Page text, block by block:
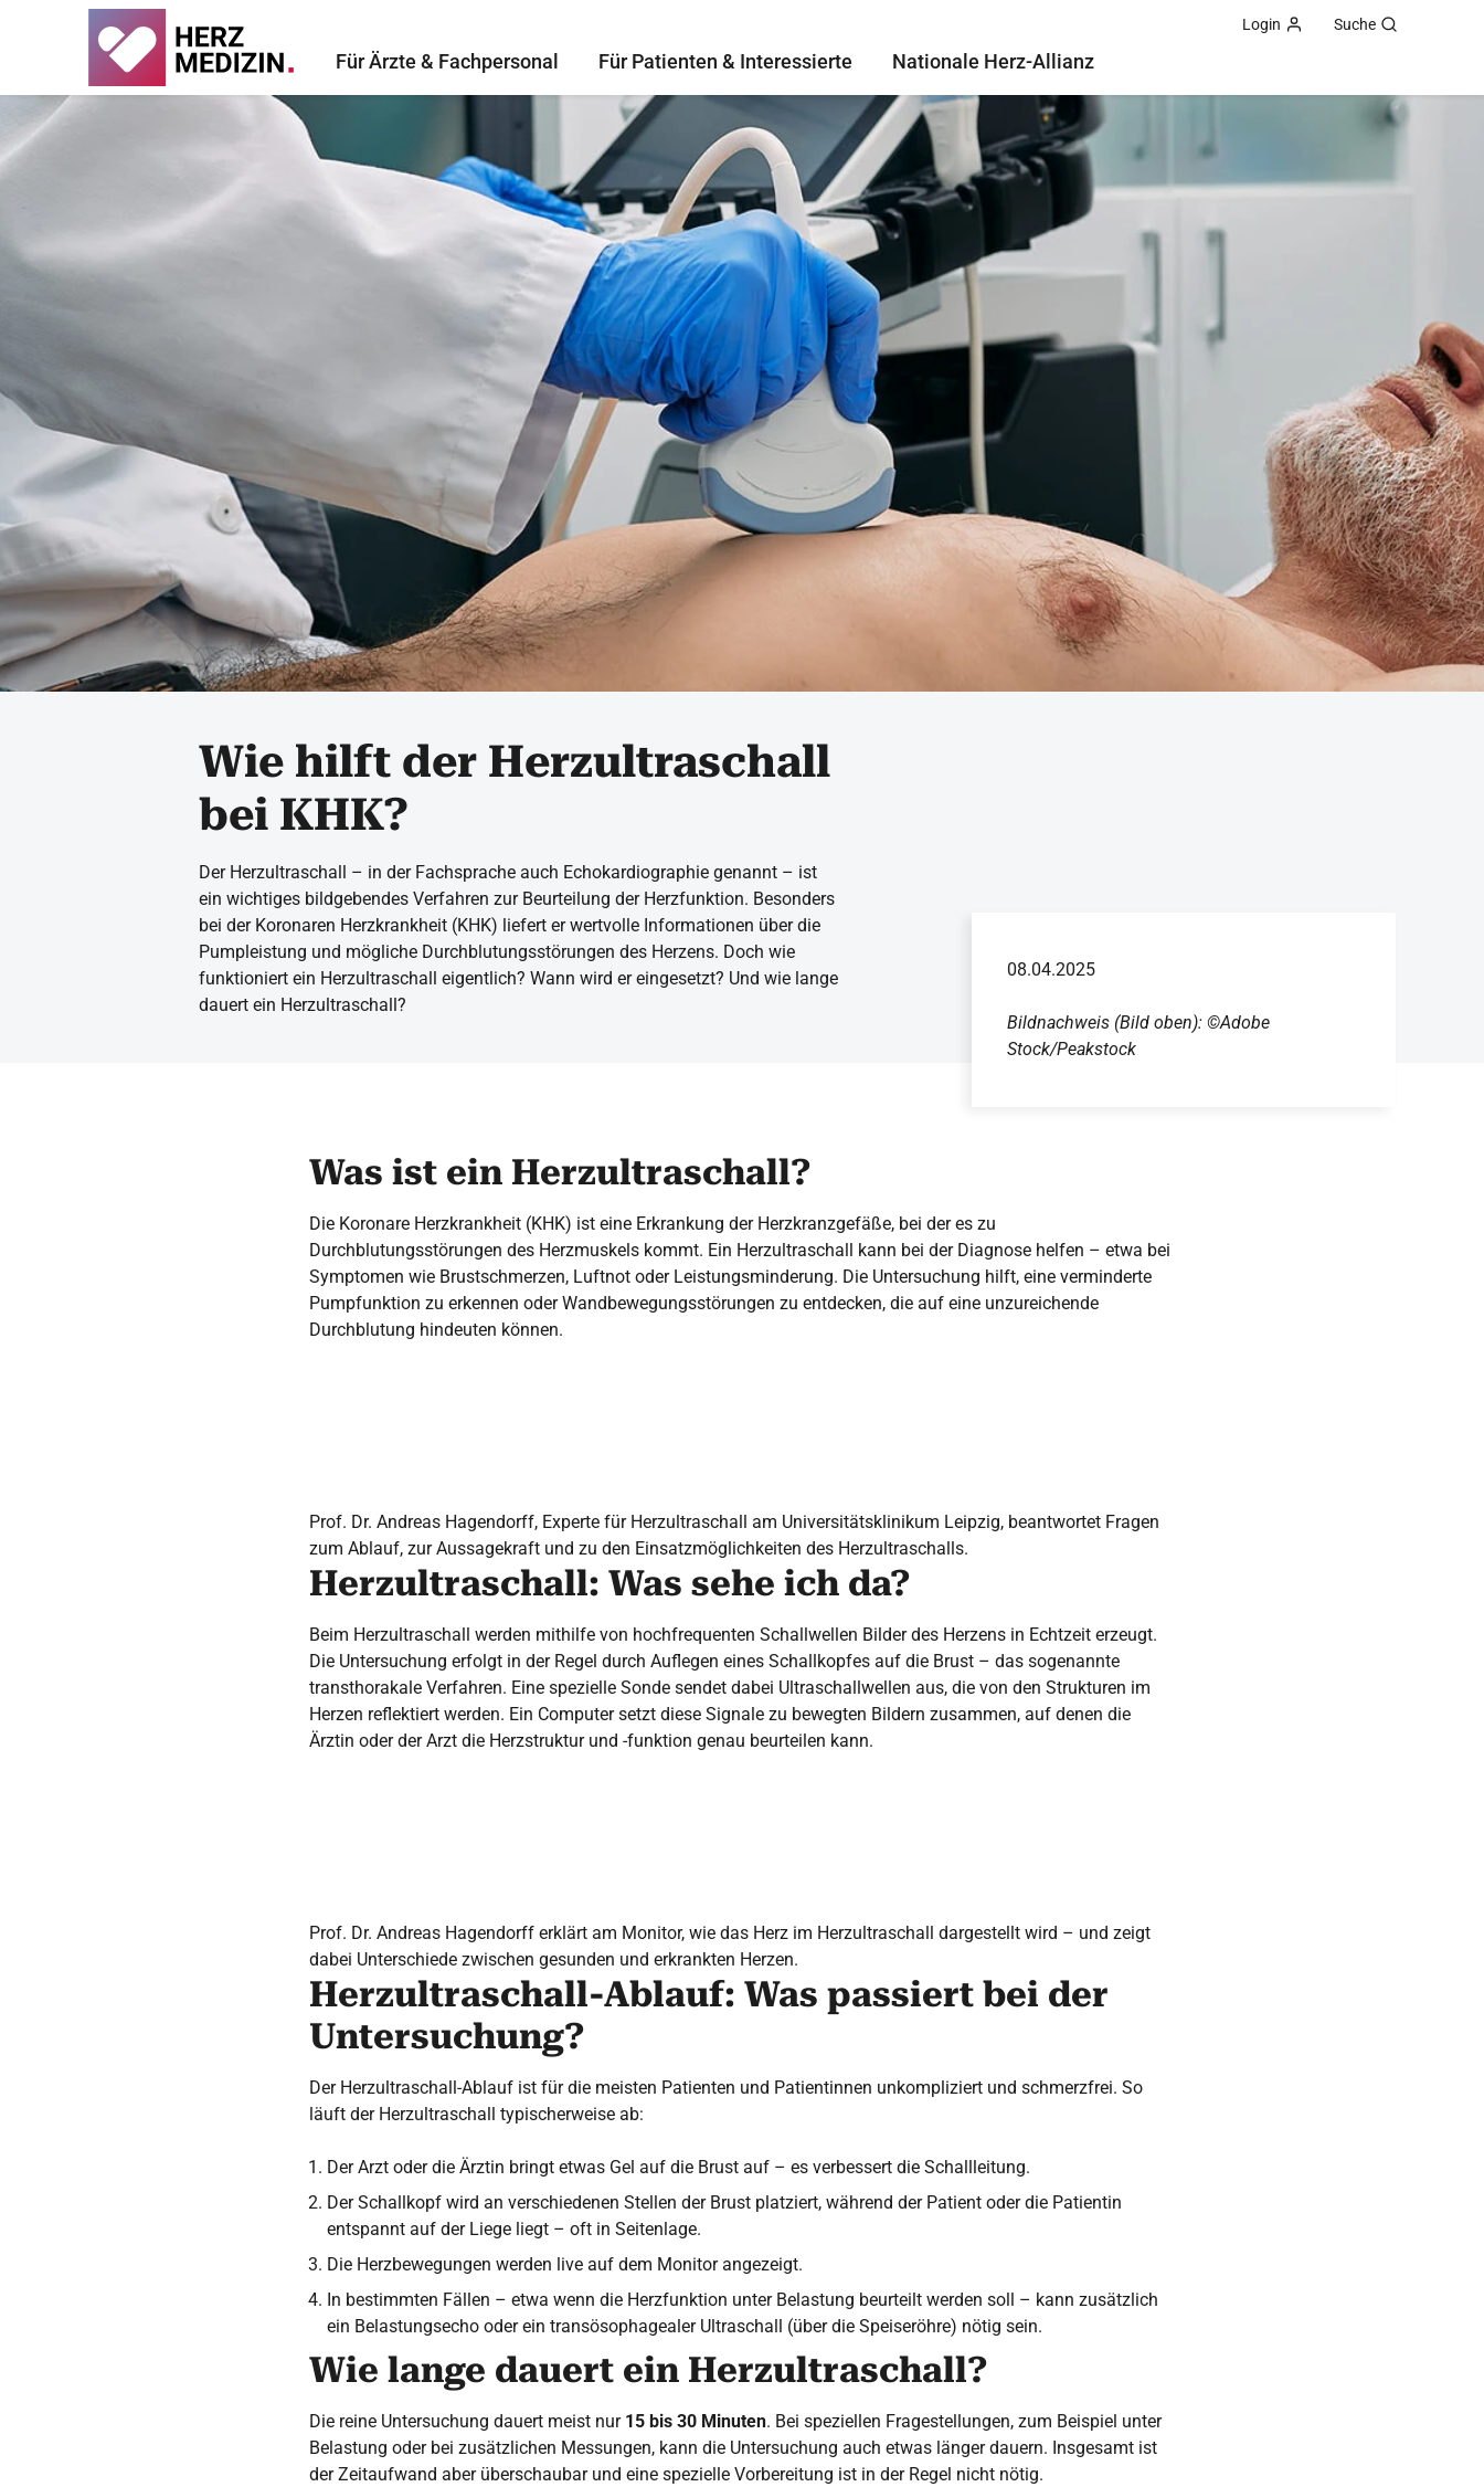
Für Ärzte & Fachpersonal Für Patienten & Interessierte Nationale Herz-Allianz
Login Suche
Wie hilft der Herzultraschall
bei KHK?
Der Herzultraschall – in der Fachsprache auch Echokardiographie genannt – ist
ein wichtiges bildgebendes Verfahren zur Beurteilung der Herzfunktion. Besonders
bei der Koronaren Herzkrankheit (KHK) liefert er wertvolle Informationen über die
Pumpleistung und mögliche Durchblutungsstörungen des Herzens. Doch wie
funktioniert ein Herzultraschall eigentlich? Wann wird er eingesetzt? Und wie lange
dauert ein Herzultraschall?
08.04.2025
Bildnachweis (Bild oben): ©Adobe
Stock/Peakstock
Was ist ein Herzultraschall?
Die Koronare Herzkrankheit (KHK) ist eine Erkrankung der Herzkranzgefäße, bei der es zu
Durchblutungsstörungen des Herzmuskels kommt. Ein Herzultraschall kann bei der Diagnose helfen – etwa bei
Symptomen wie Brustschmerzen, Luftnot oder Leistungsminderung. Die Untersuchung hilft, eine verminderte
Pumpfunktion zu erkennen oder Wandbewegungsstörungen zu entdecken, die auf eine unzureichende
Durchblutung hindeuten können.
Prof. Dr. Andreas Hagendorff, Experte für Herzultraschall am Universitätsklinikum Leipzig, beantwortet Fragen
zum Ablauf, zur Aussagekraft und zu den Einsatzmöglichkeiten des Herzultraschalls.
Herzultraschall: Was sehe ich da?
Beim Herzultraschall werden mithilfe von hochfrequenten Schallwellen Bilder des Herzens in Echtzeit erzeugt.
Die Untersuchung erfolgt in der Regel durch Auflegen eines Schallkopfes auf die Brust – das sogenannte
transthorakale Verfahren. Eine spezielle Sonde sendet dabei Ultraschallwellen aus, die von den Strukturen im
Herzen reflektiert werden. Ein Computer setzt diese Signale zu bewegten Bildern zusammen, auf denen die
Ärztin oder der Arzt die Herzstruktur und -funktion genau beurteilen kann.
Prof. Dr. Andreas Hagendorff erklärt am Monitor, wie das Herz im Herzultraschall dargestellt wird – und zeigt
dabei Unterschiede zwischen gesunden und erkrankten Herzen.
Herzultraschall-Ablauf: Was passiert bei der
Untersuchung?
Der Herzultraschall-Ablauf ist für die meisten Patienten und Patientinnen unkompliziert und schmerzfrei. So
läuft der Herzultraschall typischerweise ab:
Der Arzt oder die Ärztin bringt etwas Gel auf die Brust auf – es verbessert die Schallleitung.
Der Schallkopf wird an verschiedenen Stellen der Brust platziert, während der Patient oder die Patientin
entspannt auf der Liege liegt – oft in Seitenlage.
Die Herzbewegungen werden live auf dem Monitor angezeigt.
In bestimmten Fällen – etwa wenn die Herzfunktion unter Belastung beurteilt werden soll – kann zusätzlich
ein Belastungsecho oder ein transösophagealer Ultraschall (über die Speiseröhre) nötig sein.
Wie lange dauert ein Herzultraschall?
Die reine Untersuchung dauert meist nur 15 bis 30 Minuten. Bei speziellen Fragestellungen, zum Beispiel unter
Belastung oder bei zusätzlichen Messungen, kann die Untersuchung auch etwas länger dauern. Insgesamt ist
der Zeitaufwand aber überschaubar und eine spezielle Vorbereitung ist in der Regel nicht nötig.